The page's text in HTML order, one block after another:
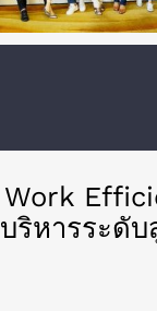
ริหารระดับ